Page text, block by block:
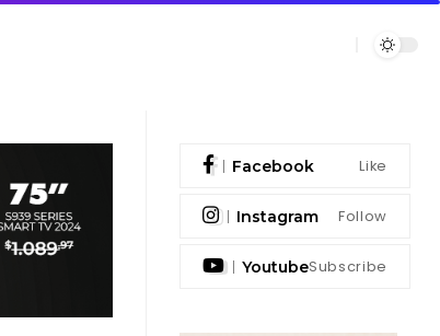
Facebook Like
Instagram Follow
YoutubeSubscribe